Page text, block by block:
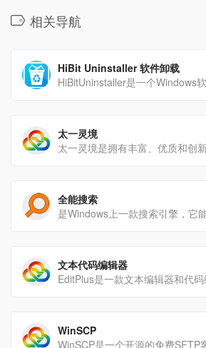
相关导航
HiBit Uninstaller 软件卸载
太一灵境
全能搜索
文本代码编辑器
WinSCP